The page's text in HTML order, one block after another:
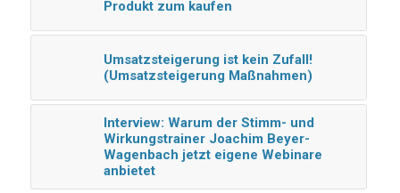
Produkt zum kaufen
Umsatzsteigerung ist kein Zufall!
(Umsatzsteigerung Maßnahmen)
Interview: Warum der Stimm- und
Wirkungstrainer Joachim Beyer-
Wagenbach jetzt eigene Webinare
anbietet